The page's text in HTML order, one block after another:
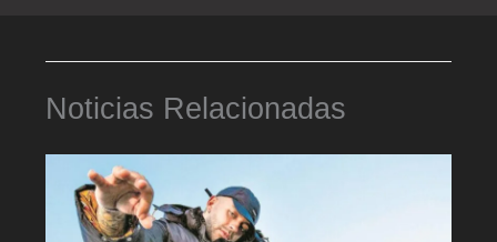
Noticias Relacionadas